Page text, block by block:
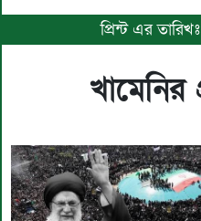
প্রিন্ট এর